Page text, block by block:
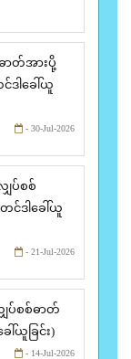
ာတ်အားပို့
ဒါခေါ်ယူ
- 30-Jul-2026
ျှပ်စစ်
င်ဒါခေါ်ယူ
- 21-Jul-2026
ျှပ်စစ်ဓာတ်
ါ်ယူခြင်း)
- 14-Jul-2026